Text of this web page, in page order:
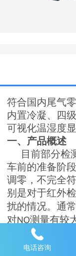
符合国内尾气
内置冷凝、四
可视化温湿度
一、 产品概述
目前部分检
车前的准备阶
调零，不完全
别是对于红外
扰的情况。通
对NO测量有较
另外，部分
要求，但是零
电话咨询